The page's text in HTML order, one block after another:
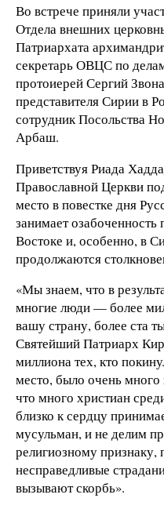
Во встрече приняли
Отдела внешних
Патриархата
секретарь ОВЦС по
протоиерей Сергий
представителя Сирии в
сотрудник Посольства
Арбаш.
Приветствуя Риада
Православной Церкви
место в повестке дня
занимает
Востоке и, особенно, в
продолжаются
«Мы знаем, что в
многие люди — более
вашу страну, более ста
Святейший Патриарх
миллиона тех, кто
место, было очень много
что много христиан
близко к сердцу
мусульман, и не делим
религиозному
несправедливые
вызывают скорбь».